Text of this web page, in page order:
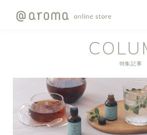
特集記事